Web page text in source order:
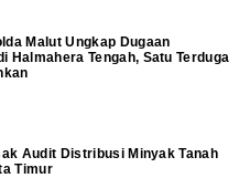
Malut Ungkap Dugaan
Halmahera Tengah, Satu Terduga
Audit Distribusi Minyak Tanah
Timur